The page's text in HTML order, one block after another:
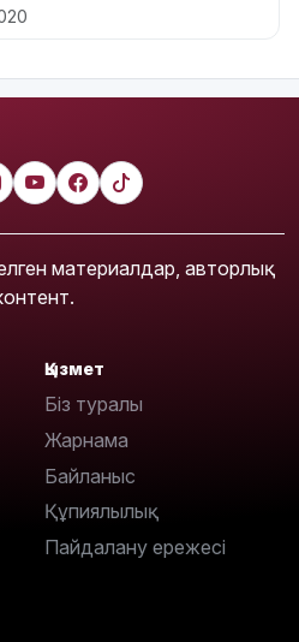
материалдар, авторлық
Қызмет
Біз туралы
Жарнама
Байланыс
Құпиялылық
Пайдалану ережесі